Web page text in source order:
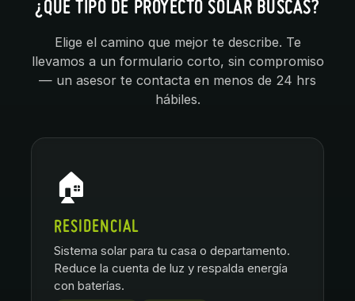
¿QUÉ TIPO DE PROYECTO SOLAR BUSCAS?
Elige el camino que mejor te describe. Te
llevamos a un formulario corto, sin compromiso
— un asesor te contacta en menos de 24 hrs
hábiles.
🏠
RESIDENCIAL
Sistema solar para tu casa o departamento.
Reduce la cuenta de luz y respalda energía
con baterías.